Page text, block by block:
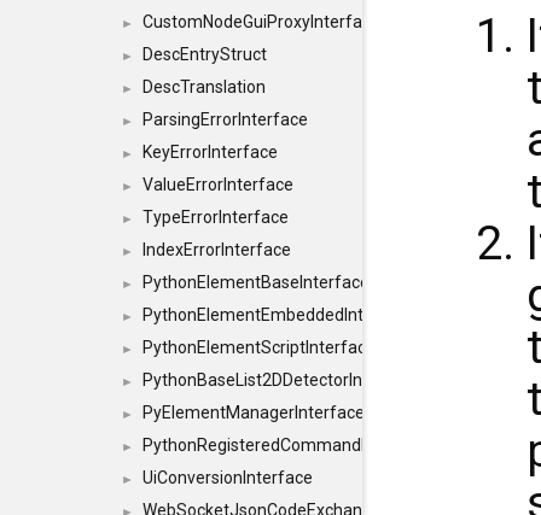
► CustomNodeGuiProxyInterface
► DescEntryStruct
► DescTranslation
► ParsingErrorInterface
► KeyErrorInterface
► ValueErrorInterface
► TypeErrorInterface
► IndexErrorInterface
► PythonElementBaseInterface
► PythonElementEmbeddedInterface
► PythonElementScriptInterface
► PythonBaseList2DDetectorInterface
► PyElementManagerInterface
► PythonRegisteredCommandIdsInterface
► UiConversionInterface
WebSocketJsonCodeExchangerInterface